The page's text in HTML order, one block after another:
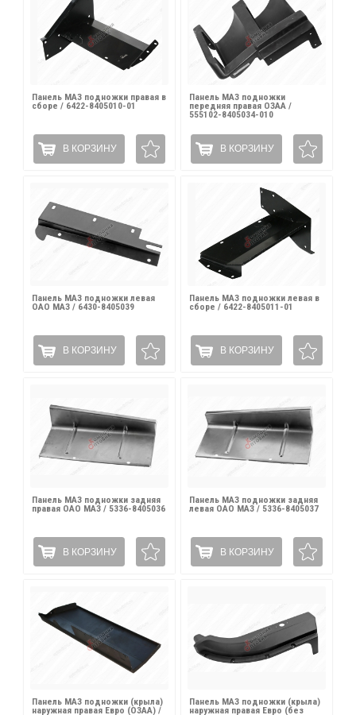
Панель МАЗ подножки правая в
сборе / 6422-8405010-01
В КОРЗИНУ
Панель МАЗ подножки
передняя правая ОЗАА /
555102-8405034-010
В КОРЗИНУ
Панель МАЗ подножки левая
ОАО МАЗ / 6430-8405039
В КОРЗИНУ
Панель МАЗ подножки левая в
сборе / 6422-8405011-01
В КОРЗИНУ
Панель МАЗ подножки задняя
правая ОАО МАЗ / 5336-8405036
В КОРЗИНУ
Панель МАЗ подножки задняя
левая ОАО МАЗ / 5336-8405037
В КОРЗИНУ
Панель МАЗ подножки (крыла)
наружная правая Евро (ОЗАА) /
Панель МАЗ подножки (крыла)
наружная правая Евро (без